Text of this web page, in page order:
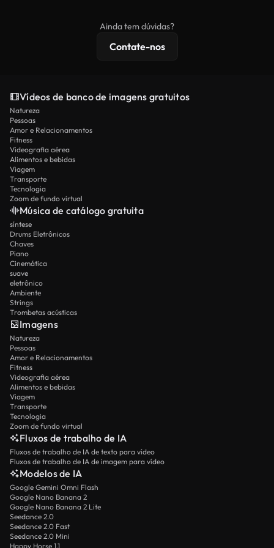
licenciamento estendidas.
Ainda tem dúvidas?
Contate-nos
Vídeos de banco de imagens gratuitos
Natureza
Pessoas
Amor e Relacionamentos
Fitness
Videografia aérea
Alimentos e bebidas
Viagem
Transporte
Tecnologia
Zoom de fundo virtual
Música de catálogo gratuita
síntese
Drums Eletrônicos
Chaves
Piano
Cinemática
suave
eletrônico
Ambiente
Strings
Trombetas acústicas
Imagens
Natureza
Pessoas
Amor e Relacionamentos
Fitness
Videografia aérea
Alimentos e bebidas
Viagem
Transporte
Tecnologia
Zoom de fundo virtual
Fluxos de trabalho de IA
Fluxos de trabalho de IA de texto para vídeo
Fluxos de trabalho de IA de imagem para vídeo
Modelos de IA
Google Gemini Omni Flash
Google Nano Banana 2
Google Nano Banana 2 Lite
Seedance 2.0
Seedance 2.0 Fast
Seedance 2.0 Mini
Happy Horse 1.1